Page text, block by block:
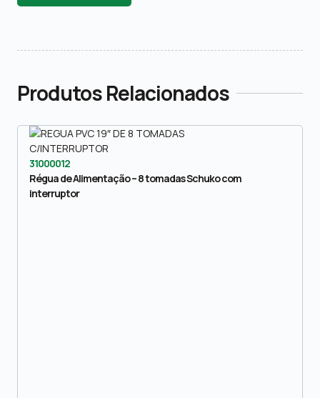
Produtos Relacionados
31000012
Régua de Alimentação – 8 tomadas Schuko com
interruptor